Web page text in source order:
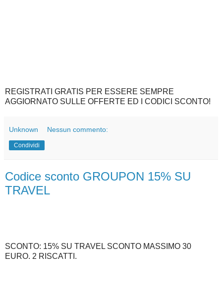
REGISTRATI GRATIS PER ESSERE SEMPRE
AGGIORNATO SULLE OFFERTE ED I CODICI SCONTO!
Unknown Nessun commento:
Condividi
Codice sconto GROUPON 15% SU
TRAVEL
SCONTO: 15% SU TRAVEL SCONTO MASSIMO 30
EURO. 2 RISCATTI.